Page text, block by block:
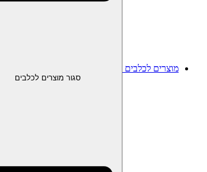
מוצרים לכלבים
סגור מוצרים לכלבים